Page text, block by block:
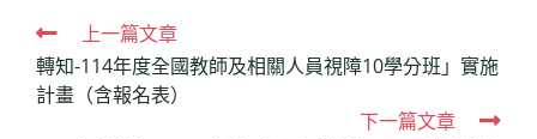
Read
more
articles
上一篇文章
轉知-114年度全國教師及相關人員視障10學分班」實施
計畫（含報名表）
下一篇文章